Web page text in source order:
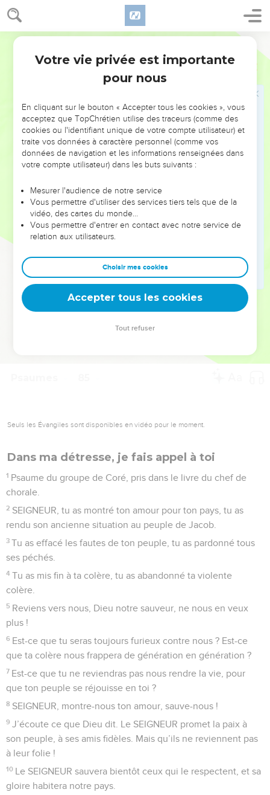
NE MANQUEZ PAS L’ÉVÉNEMENT
DE L’ANNÉE !
ET SI LEURS ERREURS POUVAIENT VOUS ÉVITER LES
VOTRES ?
leur foi ou leur vision. Mais on voit moins les doutes, les erreurs
et les saisons difficiles qu'ils ont traversés, alors même que ce
sont elles qui les ont façonnés.
Dans cette conférence, leaders, entrepreneurs, et responsables
clés pour avancer avec plus de sagesse afin que leurs erreurs
deviennent vos tremplins. Que vous guidiez un ministère, une
équipe, un groupe ou une famille, leur expérience est faite
Seuls les Évangiles sont disponibles en vidéo pour le moment.
Dans ma détresse, je fais appel à toi
1 Psaume du groupe de Coré, pris dans le livre du chef de
chorale.
2 SEIGNEUR, tu as montré ton amour pour ton pays, tu as
rendu son ancienne situation au peuple de Jacob.
3 Tu as effacé les fautes de ton peuple, tu as pardonné tous
ses péchés.
4 Tu as mis fin à ta colère, tu as abandonné ta violente
colère.
5 Reviens vers nous, Dieu notre sauveur, ne nous en veux
plus !
6 Est-ce que tu seras toujours furieux contre nous ? Est-ce
que ta colère nous frappera de génération en génération ?
7 Est-ce que tu ne reviendras pas nous rendre la vie, pour
que ton peuple se réjouisse en toi ?
8 SEIGNEUR, montre-nous ton amour, sauve-nous !
9 J’écoute ce que Dieu dit. Le SEIGNEUR promet la paix à
son peuple, à ses amis fidèles. Mais qu’ils ne reviennent pas
à leur folie !
10 Le SEIGNEUR sauvera bientôt ceux qui le respectent, et sa
gloire habitera notre pays.
Votre vie privée est importante
pour nous
En cliquant sur le bouton « Accepter tous les cookies », vous
acceptez que TopChrétien utilise des traceurs (comme des
cookies ou l'identifiant unique de votre compte utilisateur) et
traite vos données à caractère personnel (comme vos
données de navigation et les informations renseignées dans
votre compte utilisateur) dans les buts suivants :
Mesurer l'audience de notre service
Vous permettre d'utiliser des services tiers tels que de la
vidéo, des cartes du monde…
Vous permettre d'entrer en contact avec notre service de
relation aux utilisateurs.
Choisir mes cookies
Accepter tous les cookies
Tout refuser